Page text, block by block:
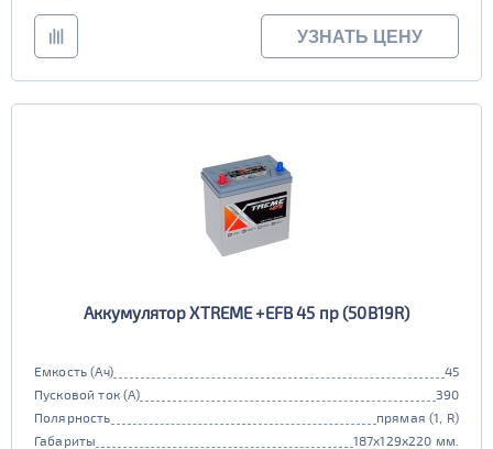
УЗНАТЬ ЦЕНУ
Аккумулятор XTREME +EFB 45 пр (50B19R)
Емкость (Ач)
45
Пусковой ток (А)
390
Полярность
прямая (1, R)
Габариты
187x129x220 мм.